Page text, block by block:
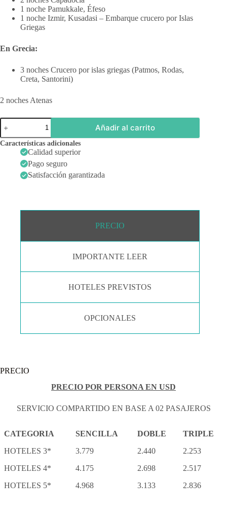
1 noche Pamukkale, Éfeso
1 noche Izmir, Kusadasi – Embarque crucero por Islas
Griegas
En Grecia:
3 noches Crucero por islas griegas (Patmos, Rodas,
Creta, Santorini)
2 noches Atenas
TURQUÍA
Y
GRECIA
CON
CRUCERO
cantidad
Añadir al carrito
Características adicionales
Calidad superior
Pago seguro
Satisfacción garantizada
PRECIO
IMPORTANTE LEER
HOTELES PREVISTOS
OPCIONALES
PRECIO
PRECIO POR PERSONA EN USD
SERVICIO COMPARTIDO EN BASE A 02 PASAJEROS
CATEGORIA SENCILLA DOBLE
TRIPLE
HOTELES 3*
3.779 2.440
2.253
HOTELES 4*
4.175 2.698
2.517
HOTELES 5*
4.968 3.133 2.836